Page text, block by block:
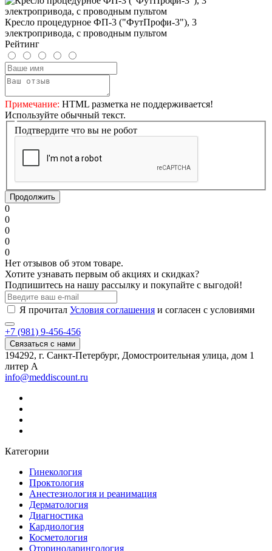
Кресло процедурное ФП-3 ("ФутПрофи-3"), 3
электропривода, с проводным пультом
Рейтинг
Примечание: HTML разметка не поддерживается!
Используйте обычный текст.
Подтвердите что вы не робот
Продолжить
0
0
0
0
0
Нет отзывов об этом товаре.
Хотите узнавать первым об акциях и скидках?
Подпишитесь на нашу рассылку и покупайте с выгодой!
Я прочитал Условия соглашения и согласен с условиями
+7 (981) 9-456-456
Связаться с нами
194292, г. Санкт-Петербург, Домостроительная улица, дом 1
литер А
info@meddiscount.ru
Категории
Гинекология
Проктология
Анестезиология и реанимация
Дерматология
Диагностика
Кардиология
Косметология
Оториноларингология